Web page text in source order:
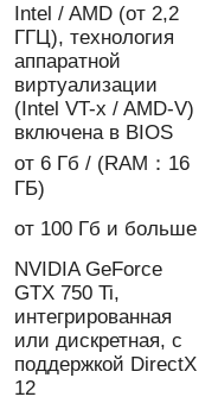
Intel / AMD (от 2,2
ГГЦ), технология
аппаратной
виртуализации
(Intel VT-x / AMD-V)
включена в BIOS
от 6 Гб / (RAM：16
ГБ)
от 100 Гб и больше
NVIDIA GeForce
GTX 750 Ti,
интегрированная
или дискретная, с
поддержкой DirectX
12